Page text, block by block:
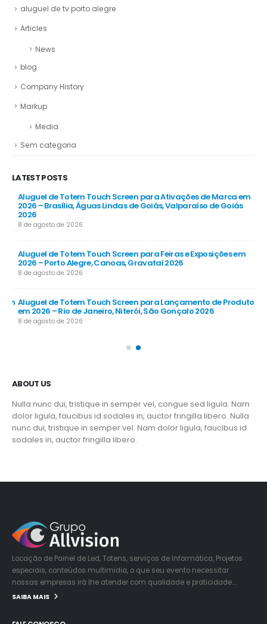
aluguel de tv porto alegre
Articles
News
blog
Company History
Markup
Media
Sem categoria
LATEST POSTS
Aluguel de Totem Touch Screen para Ativações de Marca em
2026 – Brasília, Águas Lindas de Goiás, Valparaíso de Goiás
2026
8 de agosto de 2026
Aluguel de Totem Touch Screen para Feiras e Exposições em
2026 – Porto Alegre, Canoas, Gravataí 2026
8 de agosto de 2026
Aluguel de Totem Touch Screen para Lançamento de Produtos
em 2026 – Rio de Janeiro, Niterói, São Gonçalo 2026
8 de agosto de 2026
ABOUT US
Nulla nunc dui, tristique in semper vel, congue sed ligula. Nam
dolor ligula, faucibus id sodales in, auctor fringilla libero. Nulla
nunc dui, tristique in semper vel. Nam dolor ligula, faucibus id
sodales in, auctor fringilla libero.
Locação de Painel de Led, Totens, serviços de Informática, Projetos
especiais, conteúdos multimidia, o que seu evento necessitar
nossas empresas irá lhe atender com qualidade e praticidade….
SAIBA MAIS